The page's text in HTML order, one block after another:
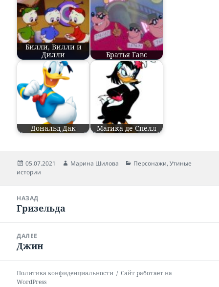
Билли, Вилли и
Дилли
Братья Гавс
Дональд Дак Магика де Спелл
Опубликовано
05.07.2021 Автор
Марина Шилова Рубрики
Персонажи,Утиные
истории
записям
НАЗАД
Предыдущая
Гризельда
ДАЛЕЕ
Следующая
Джин
Политика конфиденциальности
Сайт работает на
WordPress